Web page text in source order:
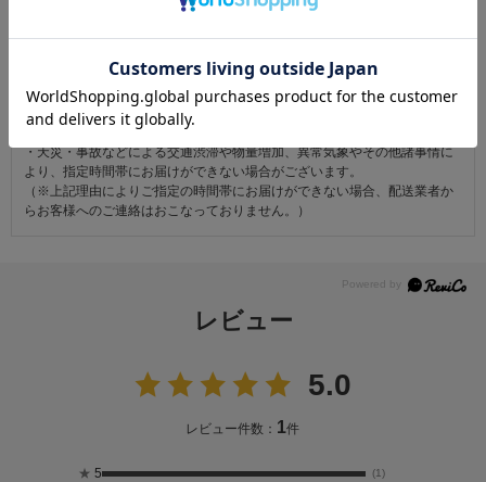
ただし次に該当するものは返品をお受けできません。
・商品到着後31日以上経過した商品
・お客様の元で、傷または破損が生じた商品
・1点あたり20万円以上の商品でお客様の寸法にお仕立て済みの場合
・時間帯指定は配送業者のサービスであり、確実なお届けをお約束できる
ものではございません。あらかじめご了承ください。
・天災・事故などによる交通渋滞や物量増加、異常気象やその他諸事情に
より、指定時間帯にお届けができない場合がございます。
（※上記理由によりご指定の時間帯にお届けができない場合、配送業者か
らお客様へのご連絡はおこなっておりません。）
レビュー
5.0
レビュー件数： 1件
★ 5 (1)